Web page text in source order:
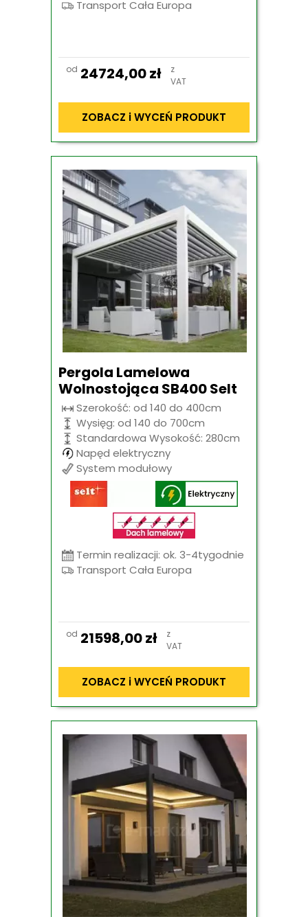
Transport Cała Europa
od 24724,00zł
z
VAT
ZOBACZ i WYCEŃ PRODUKT
Pergola Lamelowa
Wolnostojąca SB400 Selt
Szerokość: od 140 do 400cm
Wysięg: od 140 do 700cm
Standardowa Wysokość: 280cm
Napęd elektryczny
System modułowy
Termin realizacji: ok. 3-4tygodnie
Transport Cała Europa
od 21598,00zł
z
VAT
ZOBACZ i WYCEŃ PRODUKT